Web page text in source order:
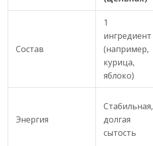
Состав
1
ингредиент
(например,
курица,
яблоко)
Энергия
Стабильная,
долгая
сытость